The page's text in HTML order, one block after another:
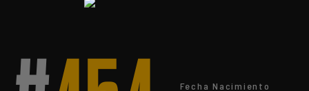
Fecha Nacimiento